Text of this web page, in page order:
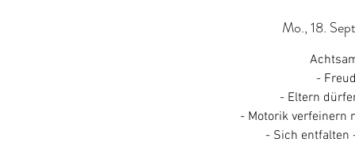
Mo., 18.
-
- Eltern
- Motorik verfeinern
- Sich entfalten